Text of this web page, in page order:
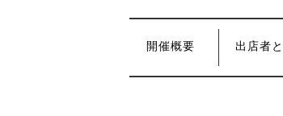
開催概要 出店者